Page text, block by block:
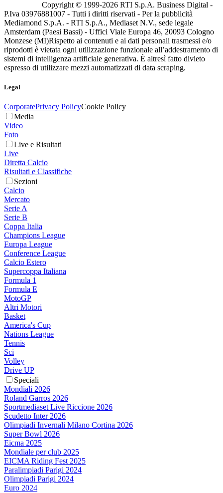
Copyright © 1999-2026 RTI S.p.A. Business Digital -
P.Iva 03976881007 - Tutti i diritti riservati - Per la pubblicità
Mediamond S.p.A. - RTI S.p.A., Mediaset N.V., sede legale
Amsterdam (Paesi Bassi) - Uffici Viale Europa 46, 20093 Cologno
Monzese (MI)Rispetto ai contenuti e ai dati personali trasmessi e/o
riprodotti è vietata ogni utilizzazione funzionale all’addestramento di
sistemi di intelligenza artificiale generativa. È altresì fatto divieto
espresso di utilizzare mezzi automatizzati di data scraping.
Legal
CorporatePrivacy PolicyCookie Policy
Media
Video
Foto
Live e Risultati
Live
Diretta Calcio
Risultati e Classifiche
Sezioni
Calcio
Mercato
Serie A
Serie B
Coppa Italia
Champions League
Europa League
Conference League
Calcio Estero
Supercoppa Italiana
Formula 1
Formula E
MotoGP
Altri Motori
Basket
America's Cup
Nations League
Tennis
Sci
Volley
Drive UP
Speciali
Mondiali 2026
Roland Garros 2026
Sportmediaset Live Riccione 2026
Scudetto Inter 2026
Olimpiadi Invernali Milano Cortina 2026
Super Bowl 2026
Eicma 2025
Mondiale per club 2025
EICMA Riding Fest 2025
Paralimpiadi Parigi 2024
Olimpiadi Parigi 2024
Euro 2024